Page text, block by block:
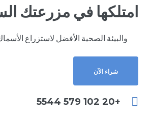
امتلكها في مزرعتك
والبيئة الصحية الأفضل لاستزراع
شراء الآن
+20 102 579 5544